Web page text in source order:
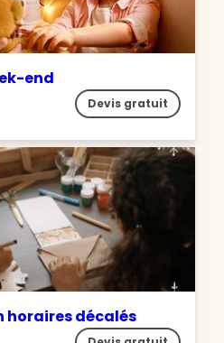
end
Devis gratuit
horaires décalés